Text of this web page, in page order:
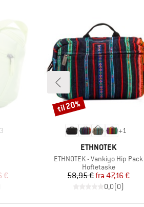
3
€
+1
MÆRKE
ETHNOTEK
Artikel
ETHNOTEK - Vankiyo Hip Pack
Produktgruppe
Hoftetaske
Pris
58,95 € Nedsat pris
fra 47,16 €
0,0(0)
Rabat
til 20%